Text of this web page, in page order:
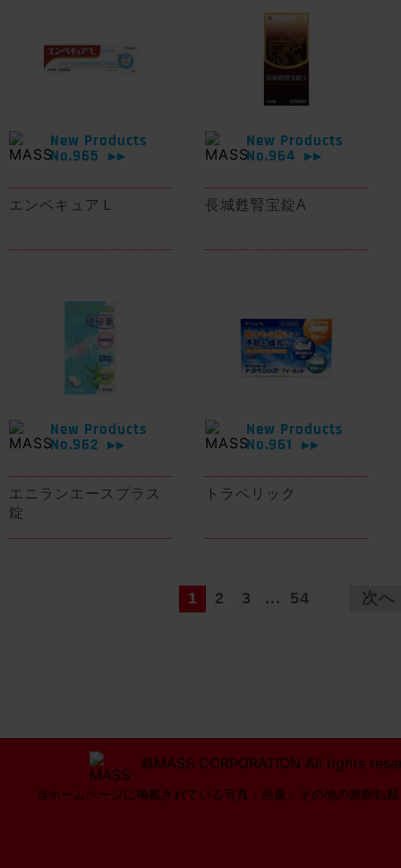
New Products
No.965
▶▶
エンペキュアＬ
New Products
No.964
▶▶
長城甦腎宝錠A
New Products
No.962
▶▶
エニランエースプラス
錠
New Products
No.961
▶▶
トラベリック
1 2 3 ... 54 次
©MASS CORPORATION All rights
当ホームページに掲載されている写真・画像・その他の無断転